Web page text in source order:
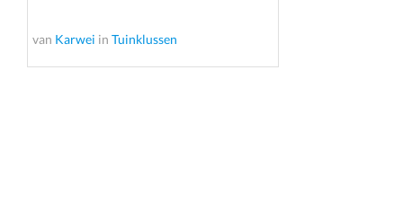
van Karwei in Tuinklussen